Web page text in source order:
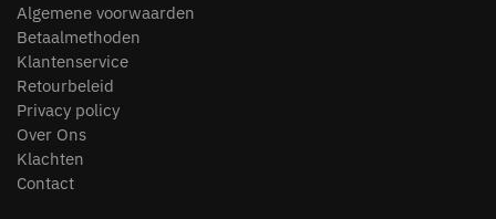
Algemene voorwaarden
Betaalmethoden
Klantenservice
Retourbeleid
Privacy policy
Over Ons
Klachten
Contact